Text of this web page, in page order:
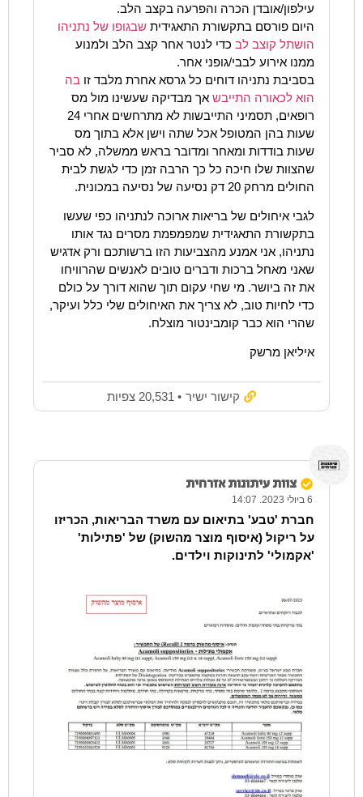
עילפון/אובדן הכרה והפרעה בקצב הלב.
היום פורסם בתקשורת התאגידית שבגופו של נתניהו
הושתל קוצב לב כדי לנטר אחר קצב הלב ולמנוע
ממנו אירוע לבבי/גופני אחר.
בסביבת נתניהו דוחים כל גרסא אחרת מלבד זו בה
הוא לכאורה התייבש אך מבדיקה שעשינו מול מס
רופאים, תסמיני התייבשות לא מתרחשים אחרי 24
שעות בהן המטופל אכל שתה וישן אלא בתוך מס
שעות בודדות ומאחר ומדובר בראש ממשלה, לא סביר
שהצוות שלו חיכה כל כך הרבה זמן כדי לגשת לבית
החולים מרחק 20 דק נסיעה של נסיעה במכונית.
לגבי איחולים של בריאות ארוכה לנתניהו כפי שעשו
בתקשורת התאגידית שמפמפמת מסרים נגד אותו
נתניהו, אני אמנע מהצביעות הזו ברשותכם ורק אדגיש
שאני מאחל ברכות ודברים טובים לאנשים שהרוויחו
את זה ביושר. מי שחי עקום תוך שהוא דורך על כולם
כדי לחיות טוב, לא צריך את האיחולים שלי כלל ועיקר,
שהרי הוא כבר קומבינטור מוצלח.
איליאן מרשק
קישור ישיר • 20,531 צפיות
צוות עיתונות אזרחית
6 ביולי 2023. 14:07
חברת 'טבע' בתיאום עם משרד הבריאות, הכריזו
על ריקול (איסוף מוצר מהשוק) של 'פתילות'
'אקמולי' לתינוקות וילדים.